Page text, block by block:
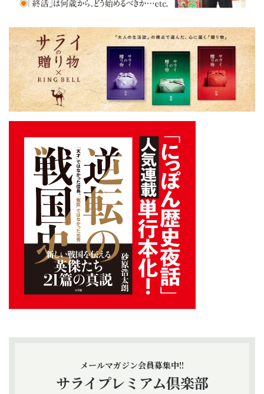
メールマガジン会員募集中!!
サライプレミアム倶楽部